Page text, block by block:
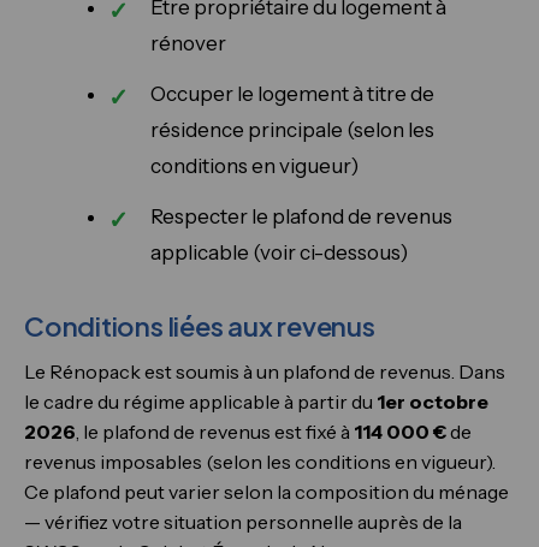
Être propriétaire du logement à
rénover
Occuper le logement à titre de
résidence principale (selon les
conditions en vigueur)
Respecter le plafond de revenus
applicable (voir ci-dessous)
Conditions liées aux revenus
Le Rénopack est soumis à un plafond de revenus. Dans
le cadre du régime applicable à partir du 1er octobre
2026, le plafond de revenus est fixé à 114 000 €de
revenus imposables (selon les conditions en vigueur).
Ce plafond peut varier selon la composition du ménage
— vérifiez votre situation personnelle auprès de la